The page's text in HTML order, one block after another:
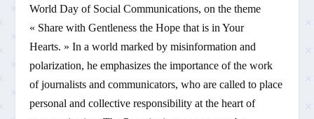
World Day of Social Communications, on the theme
« Share with Gentleness the Hope that is in Your
Hearts. » In a world marked by misinformation and
polarization, he emphasizes the importance of the work
of journalists and communicators, who are called to place
personal and collective responsibility at the heart of